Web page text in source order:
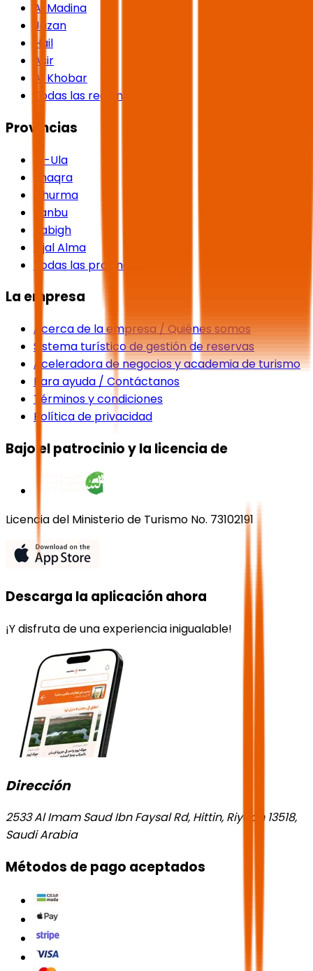
Al Madina
Jazan
Hail
Asir
Al Khobar
Todas las regiones
Provincias
Al-Ula
Shaqra
Dhurma
Yanbu
Rabigh
Rijal Alma
Todas las provincias
La empresa
Acerca de la empresa / Quiénes somos
Sistema turístico de gestión de reservas
Aceleradora de negocios y academia de turismo
Para ayuda / Contáctanos
Términos y condiciones
Política de privacidad
Bajo el patrocinio y la licencia de
Licencia del Ministerio de Turismo No. 73102191
Descarga la aplicación ahora
¡Y disfruta de una experiencia inigualable!
Dirección
2533 Al Imam Saud Ibn Faysal Rd, Hittin, Riyadh 13518,
Saudi Arabia
Métodos de pago aceptados